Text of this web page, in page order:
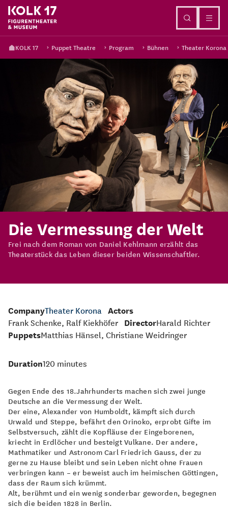
KOLK 17 Puppet Theatre Program Bühnen Theater Korona
Die Vermessung der Welt
Frei nach dem Roman von Daniel Kehlmann erzählt das
Theaterstück das Leben dieser beiden Wissenschaftler.
Gegen Ende des 18.Jahrhunderts machen sich zwei junge
Deutsche an die Vermessung der Welt.
Der eine, Alexander von Humboldt, kämpft sich durch
Urwald und Steppe, befährt den Orinoko, erprobt Gifte im
Selbstversuch, zählt die Kopfläuse der Eingeborenen,
kriecht in Erdlöcher und besteigt Vulkane. Der andere,
Mathmatiker und Astronom Carl Friedrich Gauss, der zu
gerne zu Hause bleibt und sein Leben nicht ohne Frauen
verbringen kann – er beweist auch im heimischen Göttingen,
dass der Raum sich krümmt.
Alt, berühmt und ein wenig sonderbar geworden, begegnen
sich die beiden 1828 in Berlin.
CompanyTheater Korona Actors
Frank Schenke, Ralf Kiekhöfer DirectorHarald Richter
PuppetsMatthias Hänsel, Christiane Weidringer
Duration120 minutes